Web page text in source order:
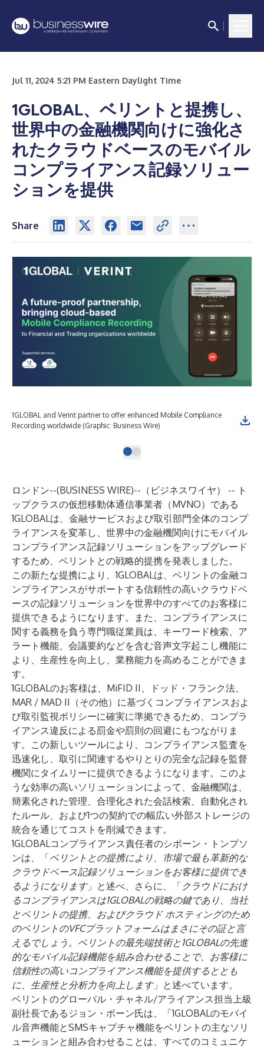
Jul 11, 2024 5:21 PM Eastern Daylight Time
1GLOBAL、ベリントと提携し、
世界中の金融機関向けに強化さ
れたクラウドベースのモバイル
コンプライアンス記録ソリュー
ションを提供
Share
1GLOBAL and Verint partner to offer enhanced Mobile Compliance
Recording worldwide (Graphic: Business Wire)
ロンドン--(BUSINESS WIRE)-- （ビジネスワイヤ） -- ト
ップクラスの仮想移動体通信事業者（MVNO）である
1GLOBALは、金融サービスおよび取引部門全体のコンプ
ライアンスを変革し、世界中の金融機関向けにモバイル
コンプライアンス記録ソリューションをアップグレード
するため、 ベリント との戦略的提携を発表しました。
この新たな提携により、1GLOBALは、ベリントの金融コ
ンプライアンスがサポートする信頼性の高いクラウドベ
ースの記録ソリューションを世界中のすべてのお客様に
提供できるようになります。また、コンプライアンスに
関する義務を負う専門職従業員は、キーワード検索、ア
ラート機能、会議要約などを含む音声文字起こし機能に
より、生産性を向上し、業務能力を高めることができま
す。
1GLOBALのお客様は、MiFID II、ドッド・フランク法、
MAR / MAD II（その他）に基づくコンプライアンスおよ
び取引監視ポリシーに確実に準拠できるため、コンプラ
イアンス違反による罰金や罰則の回避にもつながりま
す。この新しいツールにより、コンプライアンス監査を
迅速化し、取引に関連するやりとりの完全な記録を監督
機関にタイムリーに提供できるようになります。このよ
うな効率の高いソリューションによって、金融機関は、
簡素化された管理、合理化された会話検索、自動化され
たルール、および1つの契約での幅広い外部ストレージの
統合を通じてコストを削減できます。
1GLOBALコンプライアンス責任者のシボーン・トンプソ
ンは、「ベリントとの提携により、市場で最も革新的な
クラウドベース記録ソリューションをお客様に提供でき
るようになります」と述べ、さらに、「 クラウドにおけ
るコンプライアンスは1GLOBALの戦略の鍵であり、当社
とベリントの提携、およびクラウド ホスティングのため
のベリントのVFCプラットフォームはまさにその証と言
えるでしょう。ベリントの最先端技術と1GLOBALの先進
的なモバイル記録機能を組み合わせることで、お客様に
信頼性の高いコンプライアンス機能を提供するととも
に、生産性と分析力を向上します」と述べています。
ベリントのグローバル・チャネル/アライアンス担当上級
副社長であるジョン・ボーン氏は、「1GLOBALのモバイ
ル音声機能とSMSキャプチャ機能をベリントの主なソリ
ューションと組み合わせることは、すべてのコミュニケ